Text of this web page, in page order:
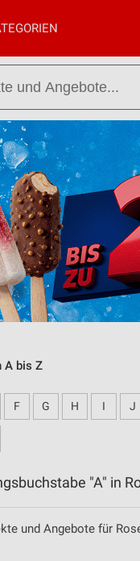
A bis Z
F G H I J
"A" in
und Angebote für